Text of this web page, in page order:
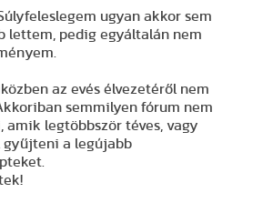
ugyan akkor sem
lettem, pedig egyáltalán nem
az evés élvezetéről nem
semmilyen fórum nem
legtöbbször téves, vagy
gyűjteni a legújabb